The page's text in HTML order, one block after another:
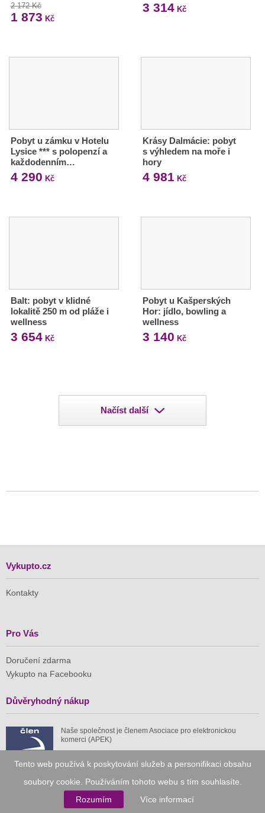
Tento web používá k poskytování služeb a personifikaci obsahu
soubory cookie. Používáním tohoto webu s tím souhlasíte.
Rozumím
Více informací
2 172 Kč
1 873 Kč
3 314Kč
Pobyt u zámku v Hotelu
Lysice *** s polopenzí a
každodenním…
4 290 Kč
Krásy Dalmácie: pobyt
s výhledem na moře i
hory
4 981 Kč
Balt: pobyt v klidné
lokalitě 250 m od pláže i
wellness
3 654 Kč
Pobyt u Kašperských
Hor: jídlo, bowling a
wellness
3 140 Kč
Načíst další
Vykupto.cz
Kontakty
Pro Vás
Doručení zdarma
Vykupto na Facebooku
Důvěryhodný nákup
Naše společnost je členem Asociace pro elektronickou
komerci (APEK)